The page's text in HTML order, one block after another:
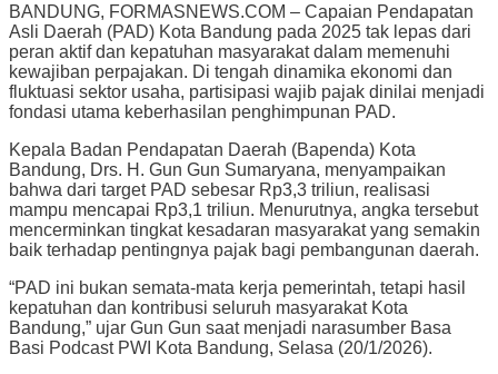
BANDUNG, FORMASNEWS.COM – Capaian Pendapatan
Asli Daerah (PAD) Kota Bandung pada 2025 tak lepas dari
peran aktif dan kepatuhan masyarakat dalam memenuhi
kewajiban perpajakan. Di tengah dinamika ekonomi dan
fluktuasi sektor usaha, partisipasi wajib pajak dinilai menjadi
fondasi utama keberhasilan penghimpunan PAD.
Kepala Badan Pendapatan Daerah (Bapenda) Kota
Bandung, Drs. H. Gun Gun Sumaryana, menyampaikan
bahwa dari target PAD sebesar Rp3,3 triliun, realisasi
mampu mencapai Rp3,1 triliun. Menurutnya, angka tersebut
mencerminkan tingkat kesadaran masyarakat yang semakin
baik terhadap pentingnya pajak bagi pembangunan daerah.
“PAD ini bukan semata-mata kerja pemerintah, tetapi hasil
kepatuhan dan kontribusi seluruh masyarakat Kota
Bandung,” ujar Gun Gun saat menjadi narasumber Basa
Basi Podcast PWI Kota Bandung, Selasa (20/1/2026).